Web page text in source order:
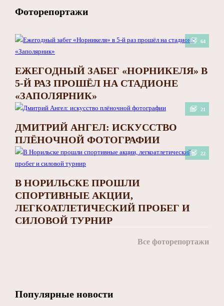
Фоторепортажи
64
ЕЖЕГОДНЫЙ ЗАБЕГ «НОРНИКЕЛЯ» В
5-Й РАЗ ПРОШЁЛ НА СТАДИОНЕ
«ЗАПОЛЯРНИК»
21
ДМИТРИЙ АНГЕЛ: ИСКУССТВО
ПЛЁНОЧНОЙ ФОТОГРАФИИ
22
В НОРИЛЬСКЕ ПРОШЛИ
СПОРТИВНЫЕ АКЦИИ,
ЛЕГКОАТЛЕТИЧЕСКИЙ ПРОБЕГ И
СИЛОВОЙ ТУРНИР
Все фоторепортажи
Популярные новости